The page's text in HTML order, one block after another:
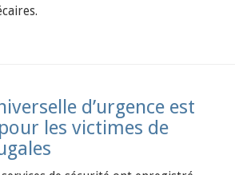
d’urgence est
les victimes de